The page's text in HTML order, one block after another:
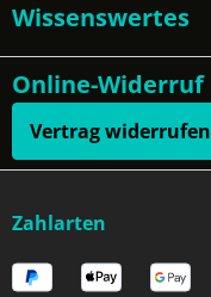
Wissenswertes
Online-Widerruf
Vertrag widerrufen
Zahlarten